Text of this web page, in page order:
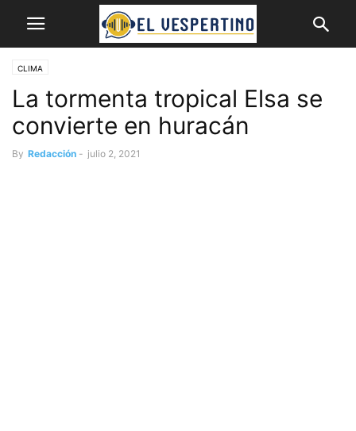
CLIMA
La tormenta tropical Elsa se
convierte en huracán
By Redacción - julio 2, 2021